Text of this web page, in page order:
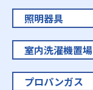
照明器具
室内洗濯機置場
プロパンガス